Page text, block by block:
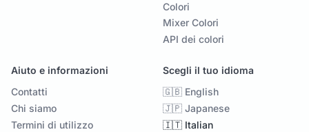
Colori
Mixer Colori
API dei colori
Aiuto e informazioni
Contatti
Chi siamo
Termini di utilizzo
Scegli il tuo idioma
🇬🇧 English
🇯🇵 Japanese
🇮🇹 Italian